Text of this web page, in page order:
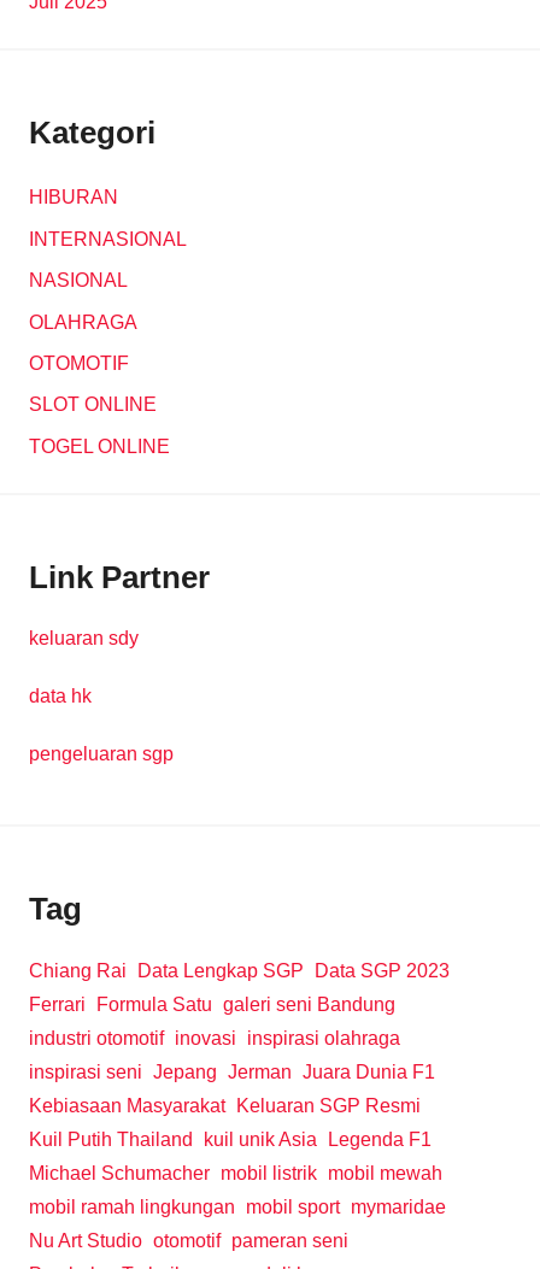
Kategori
HIBURAN
INTERNASIONAL
NASIONAL
OLAHRAGA
OTOMOTIF
SLOT ONLINE
TOGEL ONLINE
Link Partner
keluaran sdy
data hk
pengeluaran sgp
Tag
Chiang Rai Data Lengkap SGP
Data SGP 2023
Ferrari
Formula Satu galeri seni Bandung
industri otomotif inovasi
inspirasi olahraga
inspirasi seni Jepang Jerman Juara Dunia F1
Kebiasaan Masyarakat
Keluaran SGP Resmi
Kuil Putih Thailand
kuil unik Asia
Legenda F1
Michael Schumacher mobil listrik mobil mewah
mobil ramah lingkungan
mobil sport mymaridae
Nu Art Studio otomotif pameran seni